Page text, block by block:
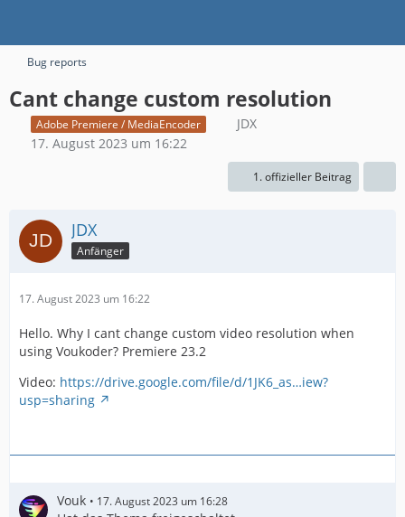
Bug reports
Cant change custom resolution
Adobe Premiere / MediaEncoder
JDX
17. August 2023 um 16:22
1. offizieller Beitrag
JDX
Anfänger
17. August 2023 um 16:22
Hello. Why I cant change custom video resolution when
using Voukoder? Premiere 23.2
Video: https://drive.google.com/file/d/1JK6_as…iew?
usp=sharing
Vouk 17. August 2023 um 16:28